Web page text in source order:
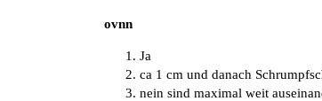
ovnn
Ja
ca 1 cm und danach
nein sind maximal weit